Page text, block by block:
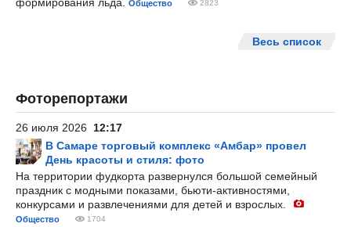
Общество 2823
Весь список
Фоторепортажи
26 июля 2026 12:17
В Самаре торговый комплекс «Амбар» провел
День красоты и стиля: фото
На территории фудкорта развернулся большой семейный
праздник с модными показами, бьюти-активностями,
конкурсами и развлечениями для детей и взрослых.
Общество 1704